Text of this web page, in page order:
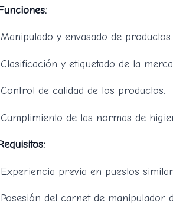
Manipulado y envasado de productos.
Clasificación y etiquetado de la
Control de calidad de los productos.
Cumplimiento de las normas de
Experiencia previa en puestos
Posesión del carnet de manipulador